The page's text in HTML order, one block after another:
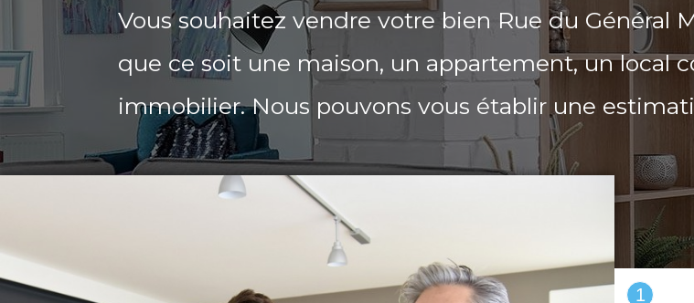
Vous souhaitez vendre votre bien Rue du Général
que ce soit une maison, un appartement, un local
immobilier. Nous pouvons vous établir une
1